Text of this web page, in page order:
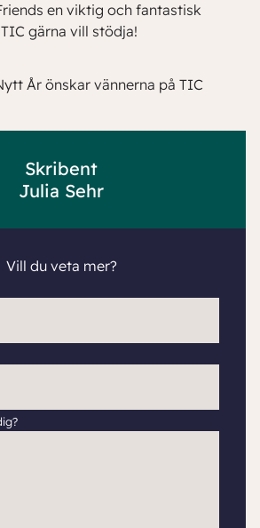
en viktig och fantastisk
gärna vill stödja!
År önskar vännerna på TIC
Skribent
Julia Sehr
Vill du veta mer?